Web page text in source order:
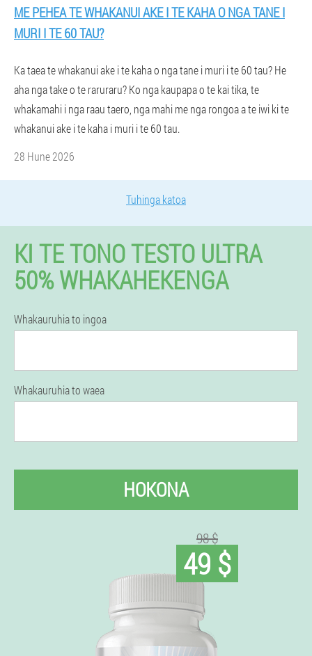
ME PEHEA TE WHAKANUI AKE I TE KAHA O NGA TANE I
MURI I TE 60 TAU?
Ka taea te whakanui ake i te kaha o nga tane i muri i te 60 tau? He
aha nga take o te raruraru? Ko nga kaupapa o te kai tika, te
whakamahi i nga raau taero, nga mahi me nga rongoa a te iwi ki te
whakanui ake i te kaha i muri i te 60 tau.
28 Hune 2026
Tuhinga katoa
KI TE TONO TESTO ULTRA
50% WHAKAHEKENGA
Whakauruhia to ingoa
Whakauruhia to waea
HOKONA
98 $
49 $